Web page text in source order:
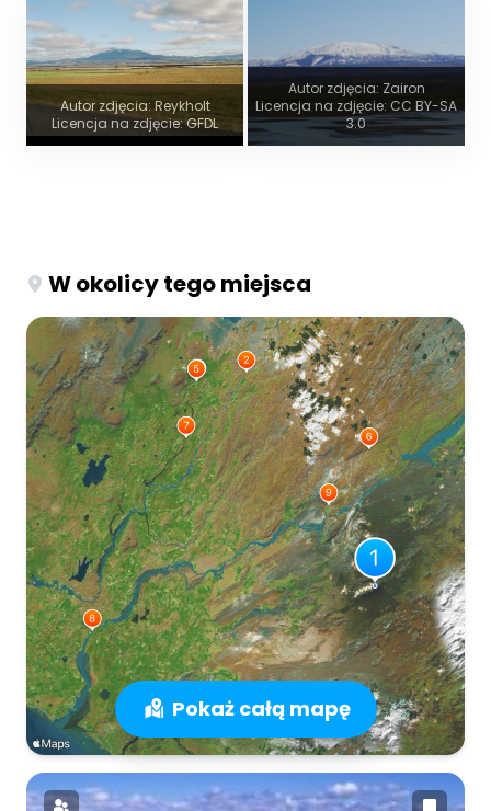
Autor zdjęcia: Reykholt
Licencja na zdjęcie: GFDL
Autor zdjęcia: Zairon
Licencja na zdjęcie: CC BY-SA
3.0
W okolicy tego miejsca
Pokaż całą mapę